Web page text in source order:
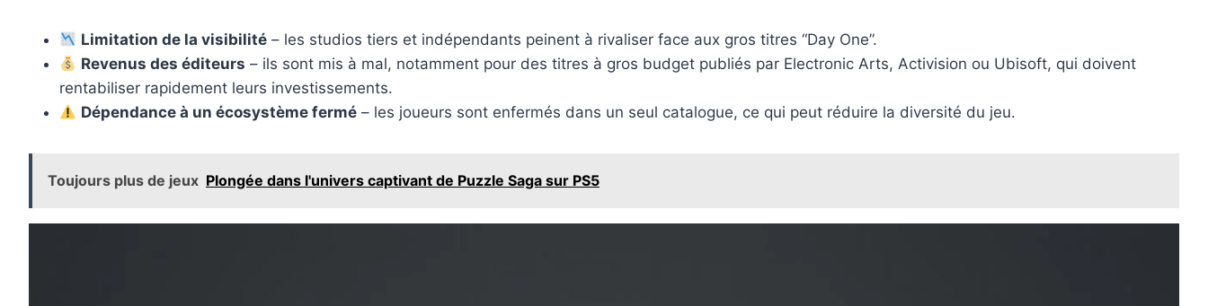
Limitation de la visibilité – les studios tiers et indépendants peinent à rivaliser face aux gros titres “Day One”.
Revenus des éditeurs – ils sont mis à mal, notamment pour des titres à gros budget publiés par Electronic Arts, Activision ou Ubisoft, qui doivent
rentabiliser rapidement leurs investissements.
Dépendance à un écosystème fermé – les joueurs sont enfermés dans un seul catalogue, ce qui peut réduire la diversité du jeu.
Toujours plus de jeux Plongée dans l'univers captivant de Puzzle Saga sur PS5